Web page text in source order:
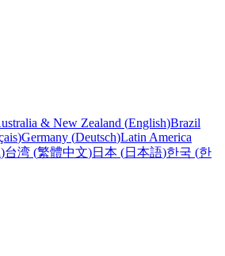
& New Zealand (English)Brazil
)Germany (Deutsch)Latin America
)台湾 (繁體中文)日本 (日本語)한국 (한